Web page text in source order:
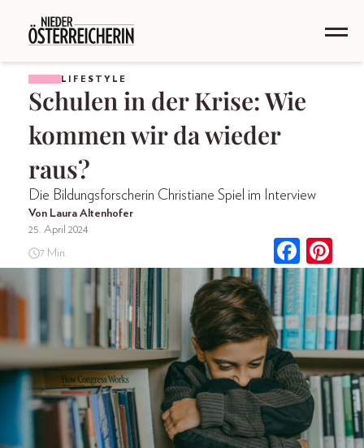
LIFESTYLE
Schulen in der Krise: Wie
kommen wir da wieder
raus?
Die Bildungsforscherin Christiane Spiel im Interview
Von Laura Altenhofer
25. April 2024
7 Min.